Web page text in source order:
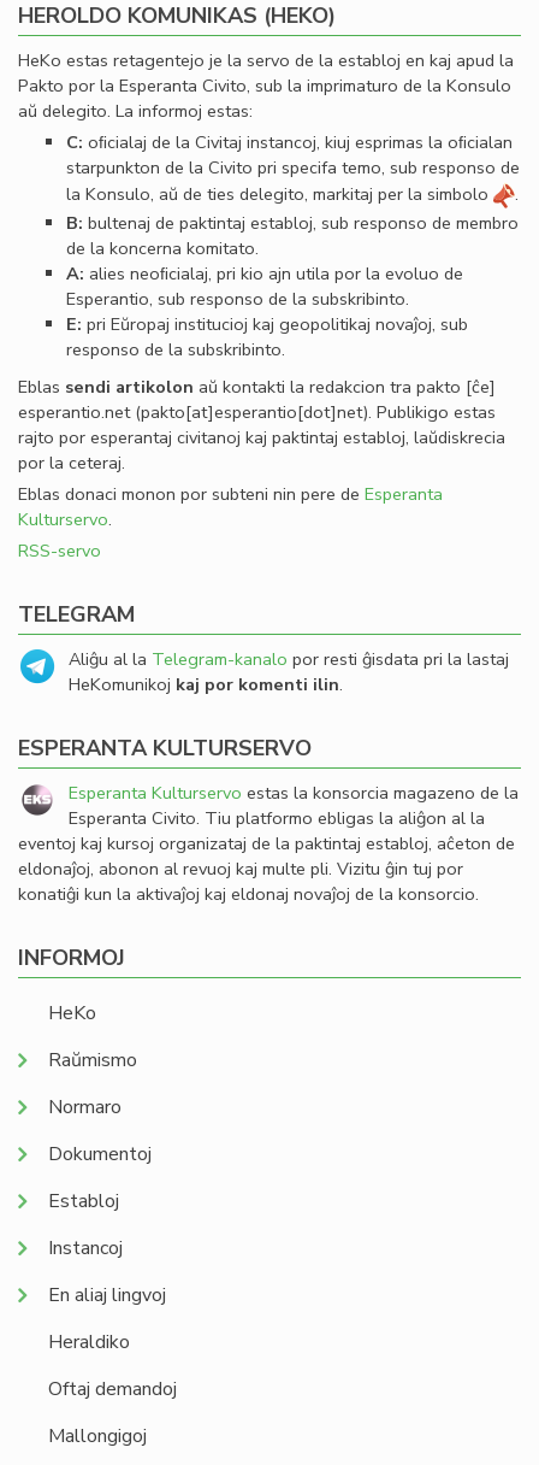
HEROLDO KOMUNIKAS (HEKO)
HeKo estas retagentejo je la servo de la establoj en kaj apud la
Pakto por la Esperanta Civito, sub la imprimaturo de la Konsulo
aŭ delegito. La informoj estas:
C: oﬁcialaj de la Civitaj instancoj, kiuj esprimas la oﬁcialan
starpunkton de la Civito pri specifa temo, sub responso de
la Konsulo, aŭ de ties delegito, markitaj per la simbolo
.
B: bultenaj de paktintaj establoj, sub responso de membro
de la koncerna komitato.
A: alies neoﬁcialaj, pri kio ajn utila por la evoluo de
Esperantio, sub responso de la subskribinto.
E: pri Eŭropaj institucioj kaj geopolitikaj novaĵoj, sub
responso de la subskribinto.
Eblas sendi artikolon aŭ kontakti la redakcion tra pakto [ĉe]
esperantio.net(pakto[at]esperantio[dot]net). Publikigo estas
rajto por esperantaj civitanoj kaj paktintaj establoj, laŭdiskrecia
por la ceteraj.
Eblas donaci monon por subteni nin pere de Esperanta
Kulturservo.
RSS-servo
TELEGRAM
Aliĝu al la Telegram-kanalo por resti ĝisdata pri la lastaj
HeKomunikoj kaj por komenti ilin.
ESPERANTA KULTURSERVO
Esperanta Kulturservo estas la konsorcia magazeno de la
Esperanta Civito. Tiu platformo ebligas la aliĝon al la
eventoj kaj kursoj organizataj de la paktintaj establoj, aĉeton de
eldonaĵoj, abonon al revuoj kaj multe pli. Vizitu ĝin tuj por
konatiĝi kun la aktivaĵoj kaj eldonaj novaĵoj de la konsorcio.
INFORMOJ
HeKo
Raŭmismo
Normaro
Dokumentoj
Establoj
Instancoj
En aliaj lingvoj
Heraldiko
Oftaj demandoj
Mallongigoj